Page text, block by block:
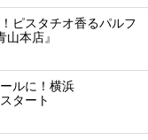
ピスタチオ香るパルフ
本店』
ルに！横浜
タート